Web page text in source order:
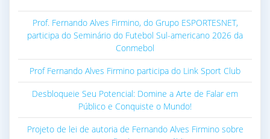
Prof. Fernando Alves Firmino, do Grupo ESPORTESNET,
participa do Seminário do Futebol Sul-americano 2026 da
Conmebol
Prof Fernando Alves Firmino participa do Link Sport Club
Desbloqueie Seu Potencial: Domine a Arte de Falar em
Público e Conquiste o Mundo!
Projeto de lei de autoria de Fernando Alves Firmino sobre